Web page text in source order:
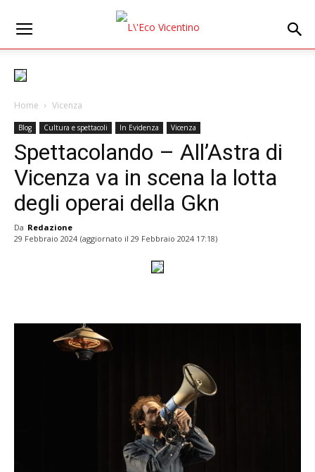
Home Vicenza
Blog Cultura e spettacoli In Evidenza Vicenza
Spettacolando – All’Astra di
Vicenza va in scena la lotta
degli operai della Gkn
Da Redazione
29 Febbraio 2024 (aggiornato il 29 Febbraio 2024 17:18)